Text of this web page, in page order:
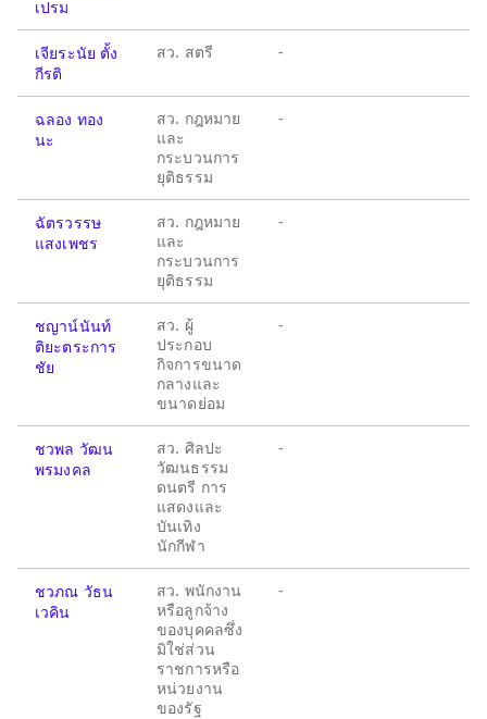
เปรม
เจียระนัย ตั้ง
กีรติ
สว. สตรี -
ฉลอง ทอง
นะ
สว. กฎหมาย
และ
กระบวนการ
ยุติธรรม
-
ฉัตรวรรษ
แสงเพชร
สว. กฎหมาย
และ
กระบวนการ
ยุติธรรม
-
ชญาน์นันท์
ติยะตระการ
ชัย
สว. ผู้
ประกอบ
กิจการขนาด
กลางและ
ขนาดย่อม
-
ชวพล วัฒน
พรมงคล
สว. ศิลปะ
วัฒนธรรม
ดนตรี การ
แสดงและ
บันเทิง
นักกีฬา
-
ชวภณ วัธน
เวคิน
สว. พนักงาน
หรือลูกจ้าง
ของบุคคลซึ่ง
มิใช่ส่วน
ราชการหรือ
หน่วยงาน
ของรัฐ
-